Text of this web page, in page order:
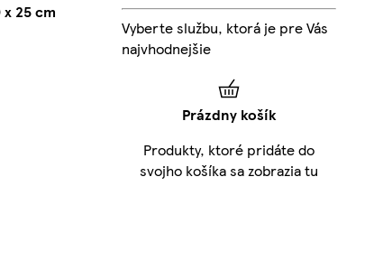
25 cm
Vyberte službu, ktorá je pre Vás
najvhodnejšie
Prázdny košík
Produkty, ktoré pridáte do
svojho košíka sa zobrazia tu